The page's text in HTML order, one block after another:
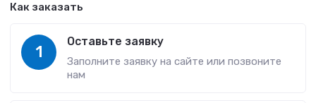
Как заказать
1
Оставьте заявку
Заполните заявку на сайте или позвоните
нам